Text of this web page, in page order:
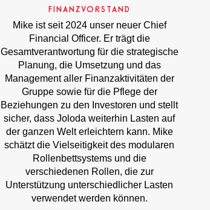
FINANZVORSTAND
Mike ist seit 2024 unser neuer Chief
Financial Officer. Er trägt die
Gesamtverantwortung für die strategische
Planung, die Umsetzung und das
Management aller Finanzaktivitäten der
Gruppe sowie für die Pflege der
Beziehungen zu den Investoren und stellt
sicher, dass Joloda weiterhin Lasten auf
der ganzen Welt erleichtern kann. Mike
schätzt die Vielseitigkeit des modularen
Rollenbettsystems und die
verschiedenen Rollen, die zur
Unterstützung unterschiedlicher Lasten
verwendet werden können.